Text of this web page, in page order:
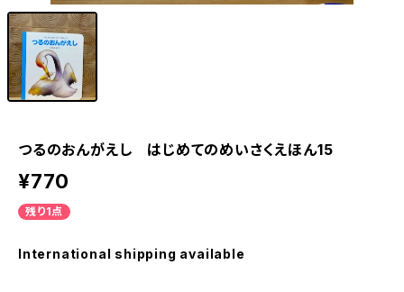
つるのおんがえし はじめてのめいさくえほん15
¥770
残り1点
International shipping available